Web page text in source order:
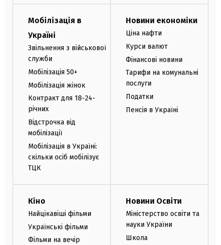
Мобілізація в
Україні
Звільнення з військової
служби
Мобілізація 50+
Мобілізація жінок
Контракт для 18-24-
річних
Відстрочка від
мобілізації
Мобілізація в Україні:
скільки осіб мобілізує
ТЦК
Новини економіки
Ціна нафти
Курси валют
Фінансові новини
Тарифи на комунальні
послуги
Податки
Пенсія в Україні
Кіно
Найцікавіші фільми
Українські фільми
Фільми на вечір
Новини Освіти
Міністерство освіти та
науки України
Школа